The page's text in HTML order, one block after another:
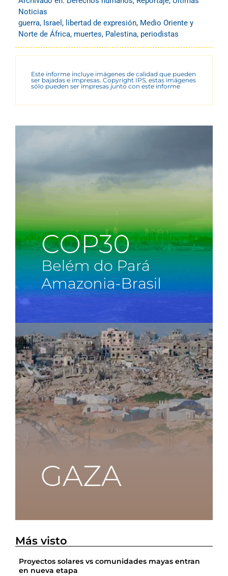
Noticias
guerra, Israel , libertad de expresión, Medio Oriente y
Norte de África, muertes, Palestina, periodistas
Este informe incluye imágenes de calidad que pueden
ser bajadas e impresas. Copyright IPS, estas imágenes
sólo pueden ser impresas junto con este informe
Más visto
Proyectos solares vs comunidades mayas entran
en nueva etapa